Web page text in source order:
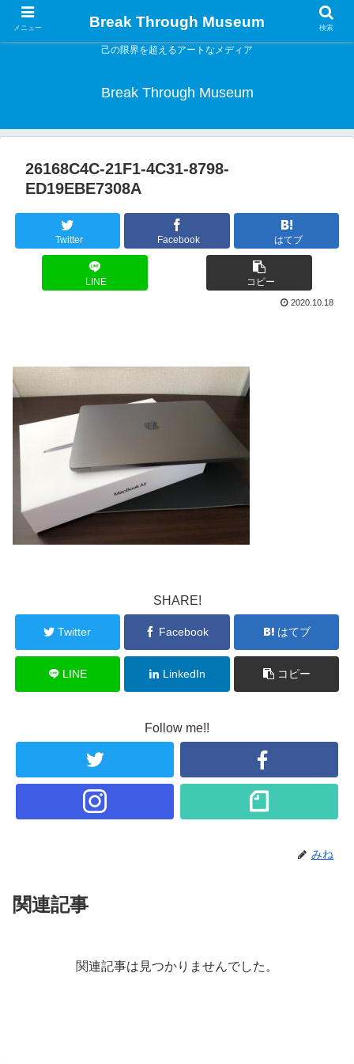
己の限界を超えるアートなメディア
Break Through Museum
26168C4C-21F1-4C31-8798-
ED19EBE7308A
Twitter Facebook はてブ
LINE コピー
2020.10.18
SHARE!
Twitter Facebook はてブ
LINE LinkedIn コピー
Follow me!!
みね
関連記事
関連記事は見つかりませんでした。
メニュー Break Through Museum 検索